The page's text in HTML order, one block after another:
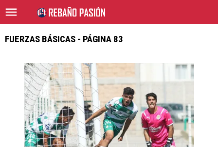
FUERZAS BÁSICAS - PÁGINA 83